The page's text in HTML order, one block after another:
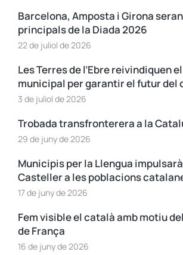
Barcelona, Amposta i Girona
principals de la Diada 2026
22 de juliol de 2026
Les Terres de l’Ebre reivindiquen
municipal per garantir el futur del
3 de juliol de 2026
Trobada transfronterera a la
29 de juny de 2026
Municipis per la Llengua
Casteller a les poblacions
17 de juny de 2026
Fem visible el català amb motiu
de França
16 de juny de 2026